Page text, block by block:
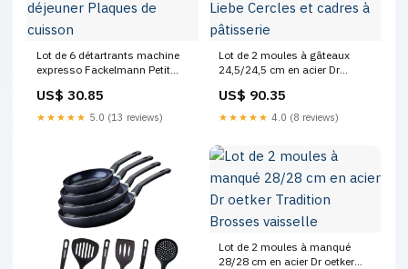
Lot de 6 détartrants machine
expresso Fackelmann Petit
US$ 30.85
★★★★★ 5.0 (13 reviews)
Lot de 2 moules à gâteaux
24,5/24,5 cm en acier Dr
cadres à pâtisserie
US$ 90.35
★★★★★ 4.0 (8 reviews)
Lot de 2 moules à manqué
28/28 cm en acier Dr oetker